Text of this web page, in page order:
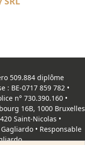
509.884 diplôme
: BE-0717 859 782 •
n° 730.390.160 •
16B, 1000 Bruxelles
Saint-Nicolas •
• Responsable